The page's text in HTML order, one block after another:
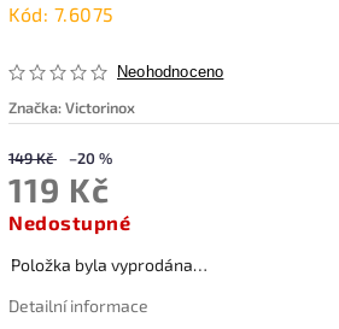
Kód: 7.6075
Neohodnoceno
Značka:Victorinox
149 Kč –20 %
119 Kč
Nedostupné
Položka byla vyprodána…
Detailní informace